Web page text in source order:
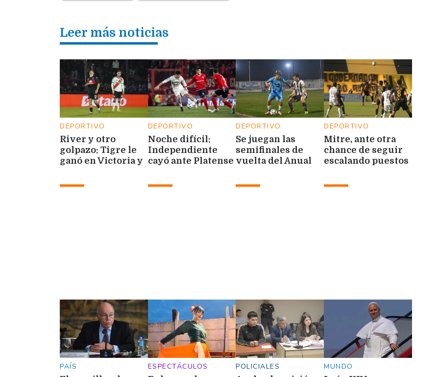
Leer más noticias
DEPORTIVO
River y otro
golpazo: Tigre le
ganó en Victoria y
futbolística
DEPORTIVO
Noche difícil:
Independiente
cayó ante Platense
DEPORTIVO
Se juegan las
semifinales de
vuelta del Anual
Santiagueña
DEPORTIVO
Mitre, ante otra
chance de seguir
escalando puestos
PAÍS ESPECTÁCULOS POLICIALES MUNDO